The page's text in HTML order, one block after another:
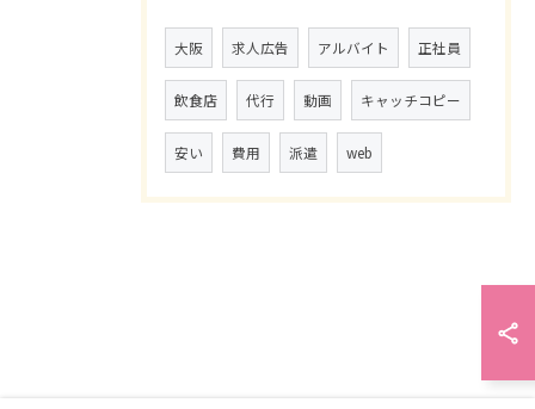
大阪 求人広告 アルバイト 正社員
飲食店 代行 動画 キャッチコピー
安い 費用 派遣 web